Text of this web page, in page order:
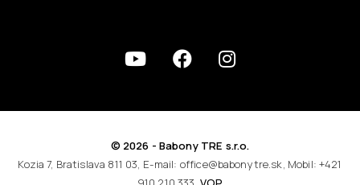
© 2026 - Babony TRE s.r.o.
Kozia 7, Bratislava 811 03, E-mail: office@babonytre.sk, Mobil: +421